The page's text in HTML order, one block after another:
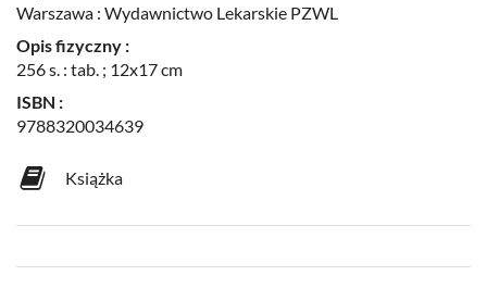
Warszawa : Wydawnictwo Lekarskie PZWL
Opis fizyczny :
256 s. : tab. ; 12x17 cm
ISBN :
9788320034639
Książka